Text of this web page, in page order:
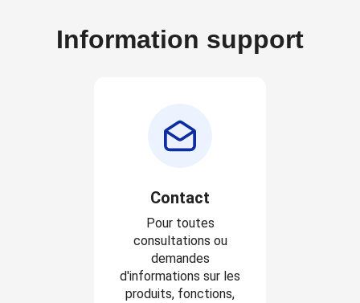
Information support
Contact
Pour toutes
consultations ou
demandes
d'informations sur les
produits, fonctions,